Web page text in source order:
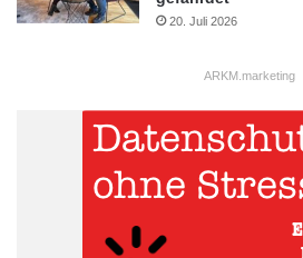
20. Juli 2026
ARKM.marketing